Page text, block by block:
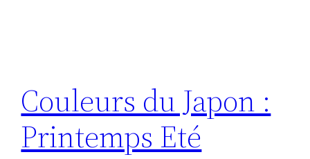
Couleurs du Japon :
Printemps Eté